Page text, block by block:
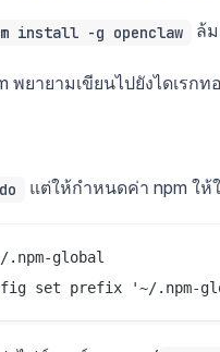
install -g openclaw ล้
พยายามเขียนไปยังไดเรก
แต่ให้กำหนดค่า npm ให้
.npm-global